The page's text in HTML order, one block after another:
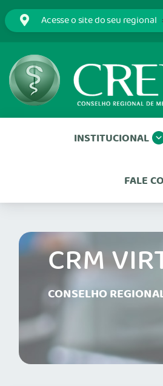
INSTITUCIONAL
FALE
CRM
CONSELHO